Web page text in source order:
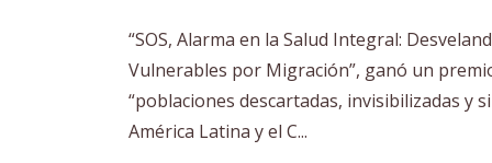
“SOS, Alarma en la Salud Integral:
Vulnerables por Migración”, ganó un
“poblaciones descartadas, invisibilizadas y
América Latina y el C...